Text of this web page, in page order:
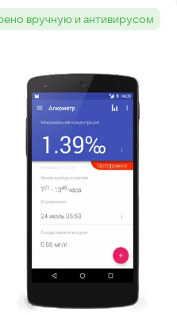
вручную и антивирусом